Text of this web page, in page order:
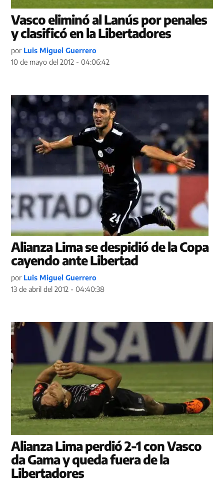
Vasco eliminó al Lanús por penales
y clasificó en la Libertadores
por Luis Miguel Guerrero
10 de mayo del 2012 - 04:06:42
Alianza Lima se despidió de la Copa
cayendo ante Libertad
por Luis Miguel Guerrero
13 de abril del 2012 - 04:40:38
Alianza Lima perdió 2-1 con Vasco
da Gama y queda fuera de la
Libertadores